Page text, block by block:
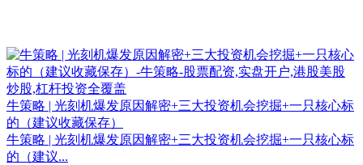
牛策略 | 光刻机爆发原因解密+三大投资机会挖掘+一只核心标
的（建议收藏保存）
牛策略 | 光刻机爆发原因解密+三大投资机会挖掘+一只核心标
的（建议...